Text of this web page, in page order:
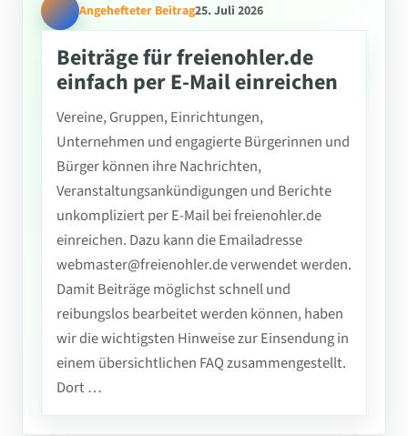
Angehefteter Beitrag25. Juli 2026
Beiträge für freienohler.de
einfach per E-Mail einreichen
Vereine, Gruppen, Einrichtungen,
Unternehmen und engagierte Bürgerinnen und
Bürger können ihre Nachrichten,
Veranstaltungsankündigungen und Berichte
unkompliziert per E-Mail bei freienohler.de
einreichen. Dazu kann die Emailadresse
webmaster@freienohler.de verwendet werden.
Damit Beiträge möglichst schnell und
reibungslos bearbeitet werden können, haben
wir die wichtigsten Hinweise zur Einsendung in
einem übersichtlichen FAQ zusammengestellt.
Dort …